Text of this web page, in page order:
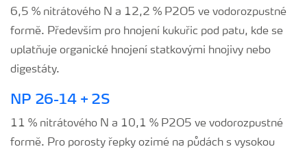
6,5 % nitrátového N a 12,2 % P2O5 ve vodorozpustné
formě. Především pro hnojení kukuřic pod patu, kde se
uplatňuje organické hnojení statkovými hnojivy nebo
digestáty.
NP 26-14 + 2S
11 % nitrátového N a 10,1 % P2O5 ve vodorozpustné
formě. Pro porosty řepky ozimé na půdách s vysokou